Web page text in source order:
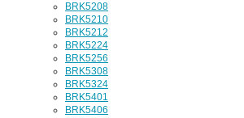
BRK5208
BRK5210
BRK5212
BRK5224
BRK5256
BRK5308
BRK5324
BRK5401
BRK5406